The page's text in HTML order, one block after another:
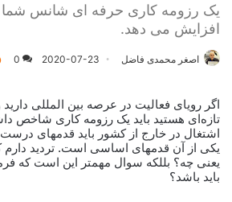
یک رزومه کاری حرفه ای شانس شما
افزایش می دهد.
اصغر محمدی فاضل 2020-07-23
0
اگر رویای فعالیت در عرصه بین المللی دارید
تازه‌ای هستید باید یک رزومه کاری شاخص
اشتغال در خارج از کشور باید قدمهای درست
یکی از آن قدمهای اساسی است. تردید دارم
یعنی چه؟ بللکه سوال مهمتر این است که
باید باشد؟